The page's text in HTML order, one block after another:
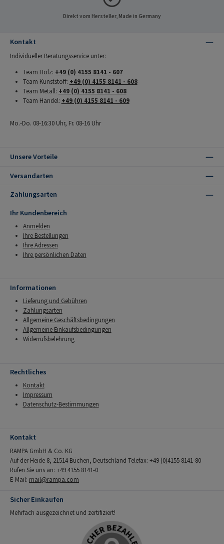
Direkt vom Hersteller, Made in Germany
Kontakt
Individueller Beratungsservice unter:
Team Holz: +49 (0) 4155 8141 - 607
Team Kunststoff: +49 (0) 4155 8141 - 608
Team Metall: +49 (0) 4155 8141 - 608
Team Handel: +49 (0) 4155 8141 - 609
Mo.-Do. 08-16:30 Uhr, Fr. 08-16 Uhr
Unsere Vorteile
Versandarten
Zahlungsarten
Ihr Kundenbereich
Anmelden
Ihre Bestellungen
Ihre Adressen
Ihre persönlichen Daten
Informationen
Lieferung und Gebühren
Zahlungsarten
Allgemeine Geschäftsbedingungen
Allgemeine Einkaufsbedingungen
Widerrufsbelehrung
Rechtliches
Kontakt
Impressum
Datenschutz-Bestimmungen
Kontakt
RAMPA GmbH & Co. KG
Auf der Heide 8, 21514 Büchen, Deutschland Telefax: +49 (0)4155 8141-80
Rufen Sie uns an: +49 4155 8141-0
E-Mail: mail@rampa.com
Sicher Einkaufen
Mehrfach ausgezeichnet und zertifiziert!